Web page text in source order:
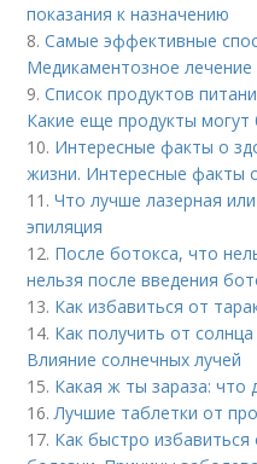
показания к назначению
8.Самые эффективные
Медикаментозное лечение
9.Список продуктов
Какие еще продукты могут
10. Интересные факты о
жизни. Интересные факты
11.Что лучше лазерная
эпиляция
12. После ботокса, что
нельзя после введения
13. Как избавиться от
14. Как получить от
Влияние солнечных лучей
15. Какая ж ты зараза: что
16.Лучшие таблетки от
17. Как быстро